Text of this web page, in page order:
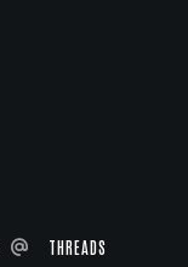
THREADS